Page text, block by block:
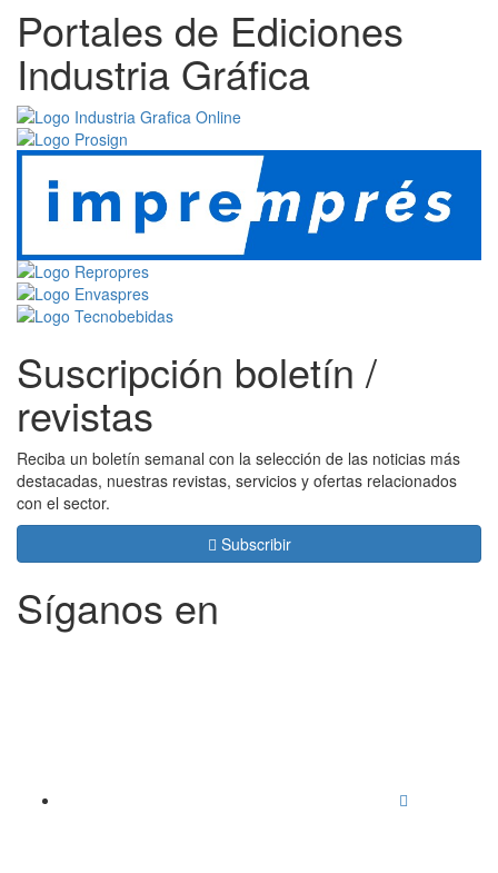
Portales de Ediciones
Industria Gráfica
Suscripción boletín /
revistas
Reciba un boletín semanal con la selección de las noticias más
destacadas, nuestras revistas, servicios y ofertas relacionados
con el sector.
Subscribir
Síganos en